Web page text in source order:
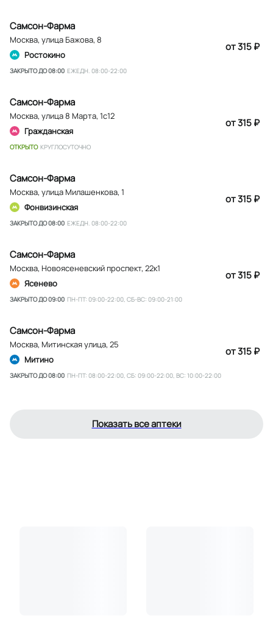
Самсон-Фарма
Москва, улица Бажова, 8
Ростокино
ЗАКРЫТО ДО 08:00 ЕЖЕДН. 08:00-22:00
от 315 ₽
Самсон-Фарма
Москва, улица 8 Марта, 1с12
Гражданская
ОТКРЫТО КРУГЛОСУТОЧНО
от 315 ₽
Самсон-Фарма
Москва, улица Милашенкова, 1
Фонвизинская
ЗАКРЫТО ДО 08:00 ЕЖЕДН. 08:00-22:00
от 315 ₽
Самсон-Фарма
Москва, Новоясеневский проспект, 22к1
Ясенево
ЗАКРЫТО ДО 09:00 ПН-ПТ: 09:00-22:00, СБ-ВС: 09:00-21:00
от 315 ₽
Самсон-Фарма
Москва, Митинская улица, 25
Митино
ЗАКРЫТО ДО 08:00 ПН-ПТ: 08:00-22:00, СБ: 09:00-22:00, ВС: 10:00-22:00
от 315 ₽
Показать все аптеки